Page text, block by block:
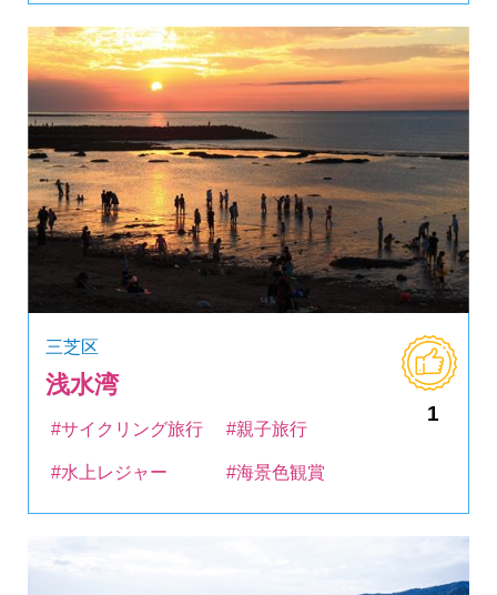
三芝区
浅水湾
1
#サイクリング旅行 #親子旅行
#水上レジャー #海景色観賞